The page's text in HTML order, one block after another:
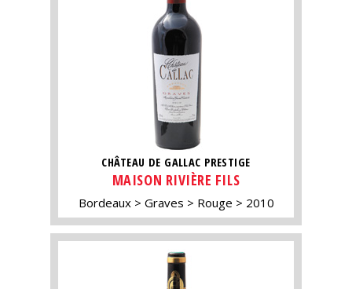
CHÂTEAU DE GALLAC PRESTIGE
MAISON RIVIÈRE FILS
Bordeaux Graves Rouge 2010